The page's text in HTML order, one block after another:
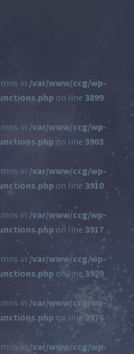
in /var/www/ccg/wp-
on line 3899
in /var/www/ccg/wp-
on line 3903
in /var/www/ccg/wp-
on line 3910
in /var/www/ccg/wp-
on line 3917
in/var/www/ccg/wp-
on line 3929
in /var/www/ccg/wp-
on line 3976
in /var/www/ccg/wp-